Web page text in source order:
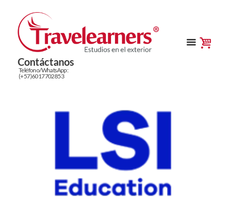
Contáctanos
Teléfono/WhatsApp:
(+57)6017702853